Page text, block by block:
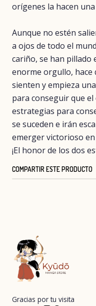
orígenes la hacen
Aunque no estén
a ojos de todo el
cariño, se han pillado
enorme orgullo, hace
sienten y empieza
para conseguir que
estrategias para
se suceden e irán
emerger victorioso
¡El honor de los dos
COMPARTIR ESTE PRODUCTO
Gracias por tu visita